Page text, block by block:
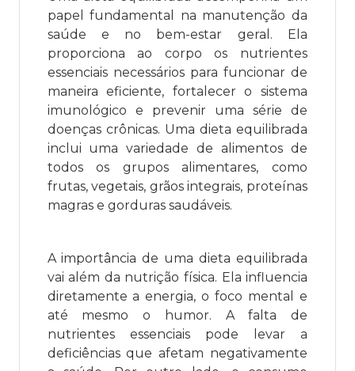
papel fundamental na manutenção da
saúde e no bem-estar geral. Ela
proporciona ao corpo os nutrientes
essenciais necessários para funcionar de
maneira eficiente, fortalecer o sistema
imunológico e prevenir uma série de
doenças crônicas. Uma dieta equilibrada
inclui uma variedade de alimentos de
todos os grupos alimentares, como
frutas, vegetais, grãos integrais, proteínas
magras e gorduras saudáveis.
A importância de uma dieta equilibrada
vai além da nutrição física. Ela influencia
diretamente a energia, o foco mental e
até mesmo o humor. A falta de
nutrientes essenciais pode levar a
deficiências que afetam negativamente